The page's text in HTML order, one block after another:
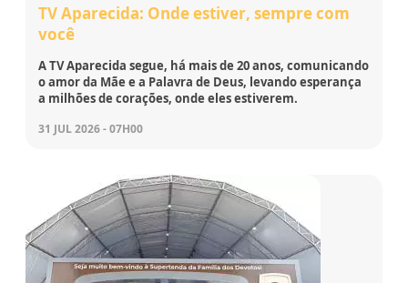
TV Aparecida: Onde estiver, sempre com
você
A TV Aparecida segue, há mais de 20 anos, comunicando
o amor da Mãe e a Palavra de Deus, levando esperança
a milhões de corações, onde eles estiverem.
31 JUL 2026 - 07H00